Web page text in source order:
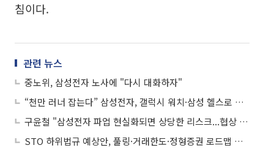
침이다.
관련 뉴스
중노위, 삼성전자 노사에 "다시 대화하자"
“천만 러너 잡는다” 삼성전자, 갤럭시 워치·삼성 헬스로 맞춤형 러닝 코칭
구윤철 "삼성전자 파업 현실화되면 상당한 리스크...협상 통해 신속히 해결해야"
STO 하위법규 예상안, 풀링·거래한도·정형증권 로드맵 제시